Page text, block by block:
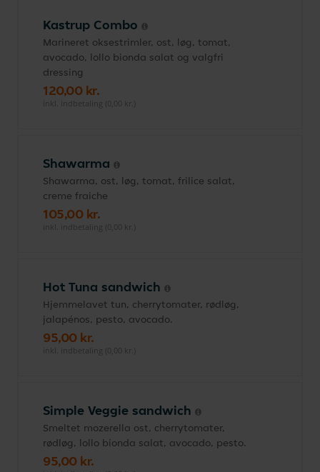
Kastrup Combo
Marineret oksestrimler, ost, løg, tomat,
avocado, lollo bionda salat og valgfri
dressing
120,00 kr.
inkl. indbetaling (0,00 kr.)
Shawarma
Shawarma, ost, løg, tomat, frilice salat,
creme fraiche
105,00 kr.
inkl. indbetaling (0,00 kr.)
Hot Tuna sandwich
Hjemmelavet tun, cherrytomater, rødløg,
jalapénos, pesto, avocado.
95,00 kr.
inkl. indbetaling (0,00 kr.)
Simple Veggie sandwich
Smeltet mozerella ost, cherrytomater,
rødløg, lollo bionda salat, avocado, pesto.
95,00 kr.